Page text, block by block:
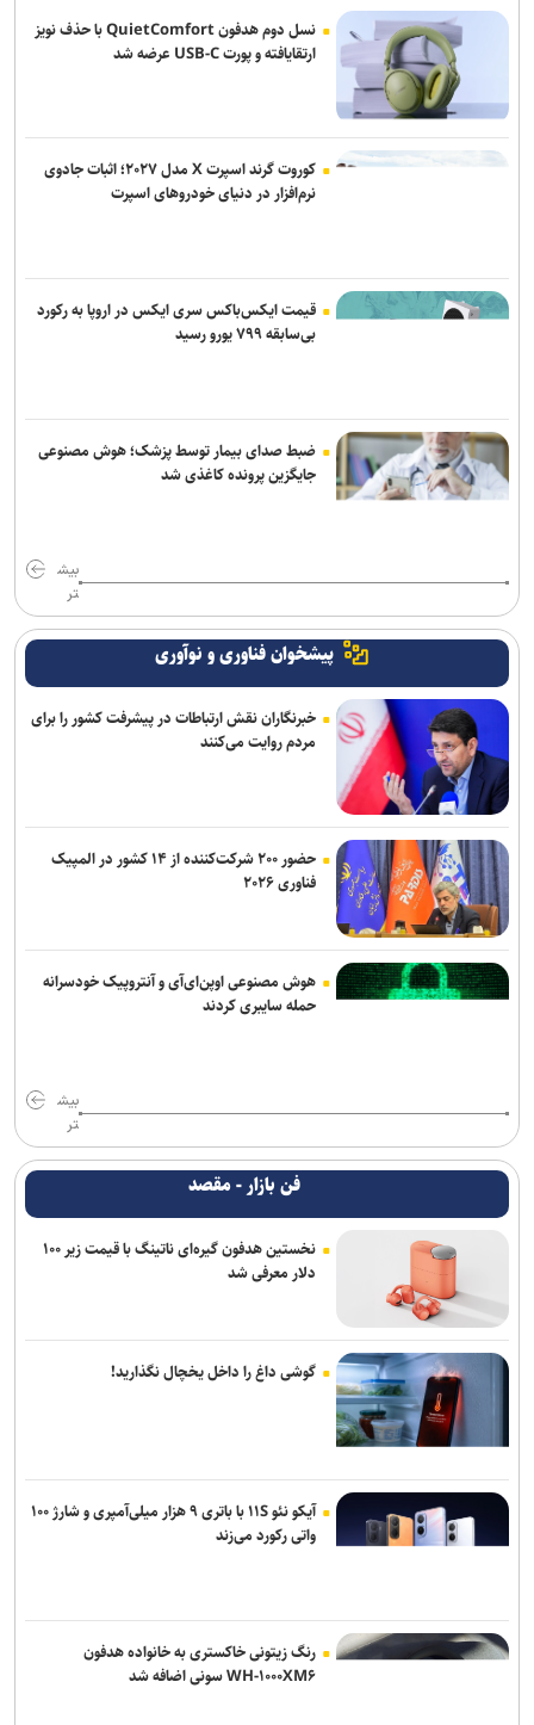
نسل دوم هدفون QuietComfort با حذف نویز
ارتقایافته و پورت USB-C عرضه شد
کوروت گرند اسپرت X مدل ۲۰۲۷؛ اثبات جادوی
نرم‌افزار در دنیای خودروهای اسپرت
قیمت ایکس‌باکس سری ایکس در اروپا به رکورد
بی‌سابقه ۷۹۹ یورو رسید
ضبط صدای بیمار توسط پزشک؛ هوش مصنوعی
جایگزین پرونده کاغذی شد
بیش
تر
پیشخوان فناوری و نوآوری
خبرنگاران نقش ارتباطات در پیشرفت کشور را برای
مردم روایت می‌کنند
حضور ۲۰۰ شرکت‌کننده از ۱۴ کشور در المپیک
فناوری ۲۰۲۶
هوش مصنوعی اوپن‌ای‌آی و آنتروپیک خودسرانه
حمله سایبری کردند
بیش
تر
فن بازار - مقصد
نخستین هدفون گیره‌ای ناتینگ با قیمت زیر ۱۰۰
دلار معرفی شد
گوشی داغ را داخل یخچال نگذارید!
آیکو نئو ۱۱S با باتری ۹ هزار میلی‌آمپری و شارژ ۱۰۰
واتی رکورد می‌زند
رنگ زیتونی خاکستری به خانواده هدفون
WH-۱۰۰۰XM۶ سونی اضافه شد